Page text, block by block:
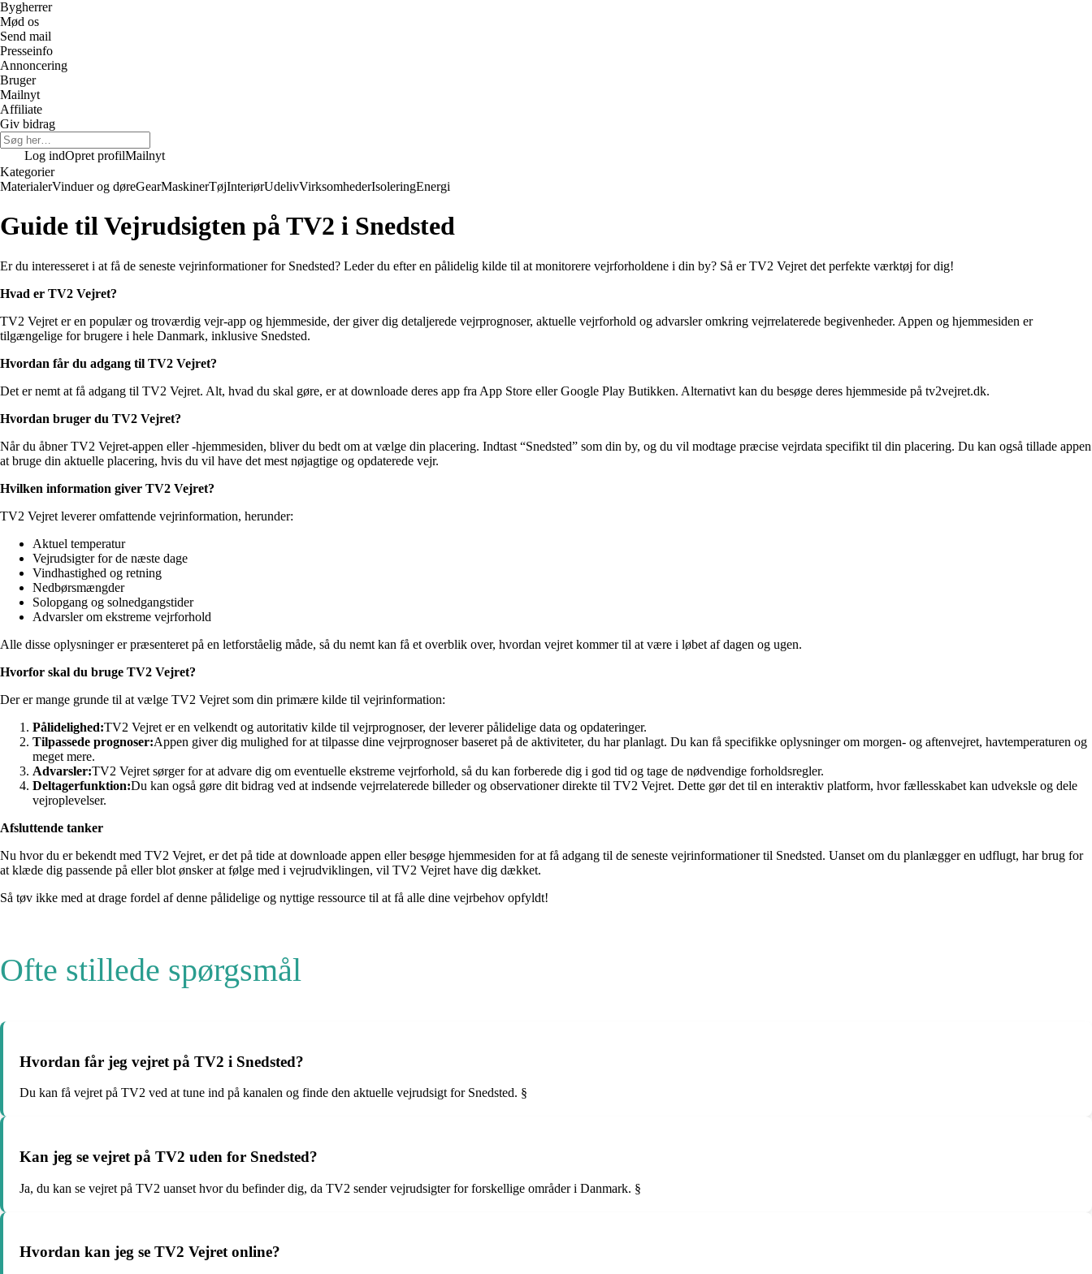
Bygherrer
Mød os
Send mail
Presseinfo
Annoncering
Bruger
Mailnyt
Affiliate
Giv bidrag
Log indOpret profilMailnyt
Kategorier
MaterialerVinduer og døreGearMaskinerTøjInteriørUdelivVirksomhederIsoleringEnergi
Guide til Vejrudsigten på TV2 i Snedsted
Er du interesseret i at få de seneste vejrinformationer for Snedsted? Leder du efter en pålidelig kilde til at monitorere vejrforholdene i din by? Så er TV2 Vejret det perfekte værktøj for dig!
Hvad er TV2 Vejret?
TV2 Vejret er en populær og troværdig vejr-app og hjemmeside, der giver dig detaljerede vejrprognoser, aktuelle vejrforhold og advarsler omkring vejrrelaterede begivenheder. Appen og hjemmesiden er
tilgængelige for brugere i hele Danmark, inklusive Snedsted.
Hvordan får du adgang til TV2 Vejret?
Det er nemt at få adgang til TV2 Vejret. Alt, hvad du skal gøre, er at downloade deres app fra App Store eller Google Play Butikken. Alternativt kan du besøge deres hjemmeside på tv2vejret.dk.
Hvordan bruger du TV2 Vejret?
Når du åbner TV2 Vejret-appen eller -hjemmesiden, bliver du bedt om at vælge din placering. Indtast “Snedsted” som din by, og du vil modtage præcise vejrdata specifikt til din placering. Du kan også tillade appen
at bruge din aktuelle placering, hvis du vil have det mest nøjagtige og opdaterede vejr.
Hvilken information giver TV2 Vejret?
TV2 Vejret leverer omfattende vejrinformation, herunder:
Aktuel temperatur
Vejrudsigter for de næste dage
Vindhastighed og retning
Nedbørsmængder
Solopgang og solnedgangstider
Advarsler om ekstreme vejrforhold
Alle disse oplysninger er præsenteret på en letforståelig måde, så du nemt kan få et overblik over, hvordan vejret kommer til at være i løbet af dagen og ugen.
Hvorfor skal du bruge TV2 Vejret?
Der er mange grunde til at vælge TV2 Vejret som din primære kilde til vejrinformation:
Pålidelighed:TV2 Vejret er en velkendt og autoritativ kilde til vejrprognoser, der leverer pålidelige data og opdateringer.
Tilpassede prognoser:Appen giver dig mulighed for at tilpasse dine vejrprognoser baseret på de aktiviteter, du har planlagt. Du kan få specifikke oplysninger om morgen- og aftenvejret, havtemperaturen og
meget mere.
Advarsler:TV2 Vejret sørger for at advare dig om eventuelle ekstreme vejrforhold, så du kan forberede dig i god tid og tage de nødvendige forholdsregler.
Deltagerfunktion:Du kan også gøre dit bidrag ved at indsende vejrrelaterede billeder og observationer direkte til TV2 Vejret. Dette gør det til en interaktiv platform, hvor fællesskabet kan udveksle og dele
vejroplevelser.
Afsluttende tanker
Nu hvor du er bekendt med TV2 Vejret, er det på tide at downloade appen eller besøge hjemmesiden for at få adgang til de seneste vejrinformationer til Snedsted. Uanset om du planlægger en udflugt, har brug for
at klæde dig passende på eller blot ønsker at følge med i vejrudviklingen, vil TV2 Vejret have dig dækket.
Så tøv ikke med at drage fordel af denne pålidelige og nyttige ressource til at få alle dine vejrbehov opfyldt!
Ofte stillede spørgsmål
Hvordan får jeg vejret på TV2 i Snedsted?
Du kan få vejret på TV2 ved at tune ind på kanalen og finde den aktuelle vejrudsigt for Snedsted. §
Kan jeg se vejret på TV2 uden for Snedsted?
Ja, du kan se vejret på TV2 uanset hvor du befinder dig, da TV2 sender vejrudsigter for forskellige områder i Danmark. §
Hvordan kan jeg se TV2 Vejret online?